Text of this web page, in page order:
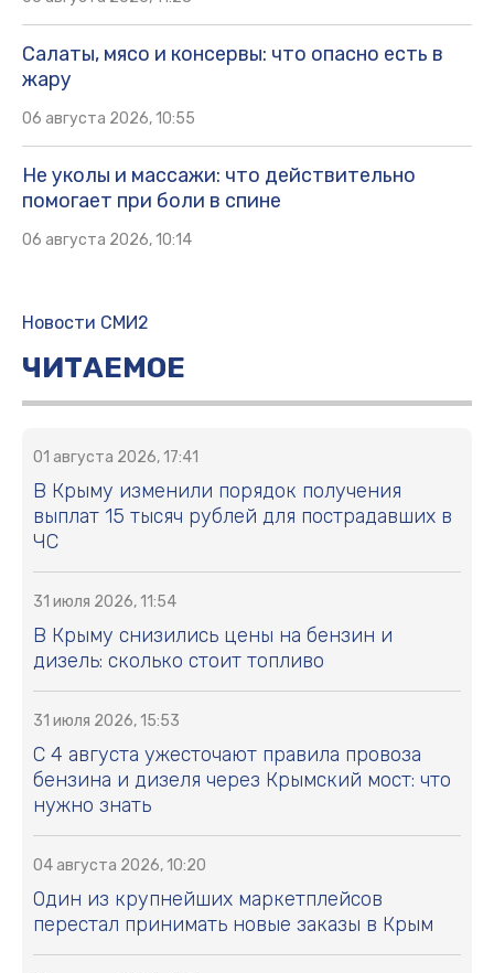
Салаты, мясо и консервы: что опасно есть в
жару
06 августа 2026, 10:55
Не уколы и массажи: что действительно
помогает при боли в спине
06 августа 2026, 10:14
Новости СМИ2
ЧИТАЕМОЕ
01 августа 2026, 17:41
В Крыму изменили порядок получения
выплат 15 тысяч рублей для пострадавших в
ЧС
31 июля 2026, 11:54
В Крыму снизились цены на бензин и
дизель: сколько стоит топливо
31 июля 2026, 15:53
С 4 августа ужесточают правила провоза
бензина и дизеля через Крымский мост: что
нужно знать
04 августа 2026, 10:20
Один из крупнейших маркетплейсов
перестал принимать новые заказы в Крым